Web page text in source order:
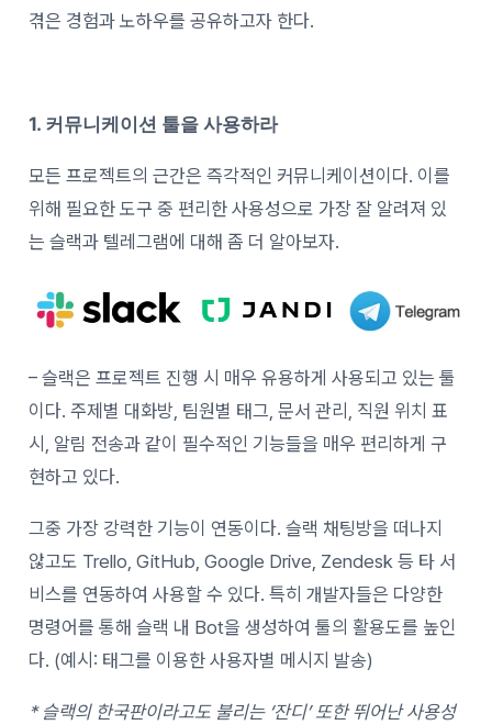
겪은 경험과 노하우를 공유하고자 한다.
1. 커뮤니케이션 툴을 사용하라
모든 프로젝트의 근간은 즉각적인 커뮤니케이션이다. 이를
위해 필요한 도구 중 편리한 사용성으로 가장 잘 알려져 있
는 슬랙과 텔레그램에 대해 좀 더 알아보자.
– 슬랙은 프로젝트 진행 시 매우 유용하게 사용되고 있는 툴
이다. 주제별 대화방, 팀원별 태그, 문서 관리, 직원 위치 표
시, 알림 전송과 같이 필수적인 기능들을 매우 편리하게 구
현하고 있다.
그중 가장 강력한 기능이 연동이다. 슬랙 채팅방을 떠나지
않고도 Trello, GitHub, Google Drive, Zendesk 등 타 서
비스를 연동하여 사용할 수 있다. 특히 개발자들은 다양한
명령어를 통해 슬랙 내 Bot을 생성하여 툴의 활용도를 높인
다. (예시: 태그를 이용한 사용자별 메시지 발송)
* 슬랙의 한국판이라고도 불리는 ‘잔디’ 또한 뛰어난 사용성